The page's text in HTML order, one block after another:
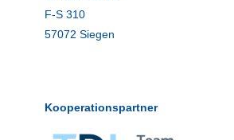
F-S 310
57072 Siegen
Kooperationspartner